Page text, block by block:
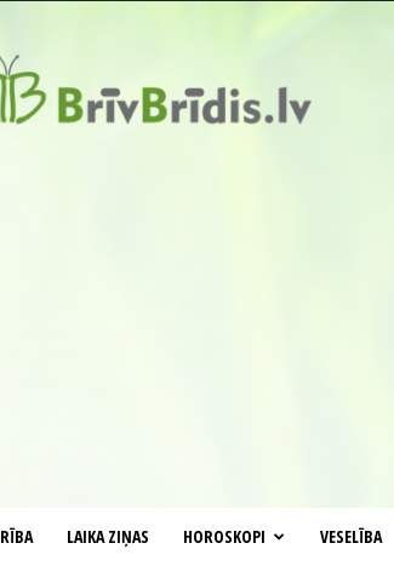
LAIKA ZIŅAS HOROSKOPI VESELĪBA